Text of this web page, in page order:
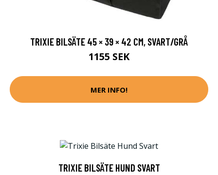
TRIXIE BILSÄTE 45 × 39 × 42 CM, SVART/GRÅ
1155 SEK
MER INFO!
TRIXIE BILSÄTE HUND SVART